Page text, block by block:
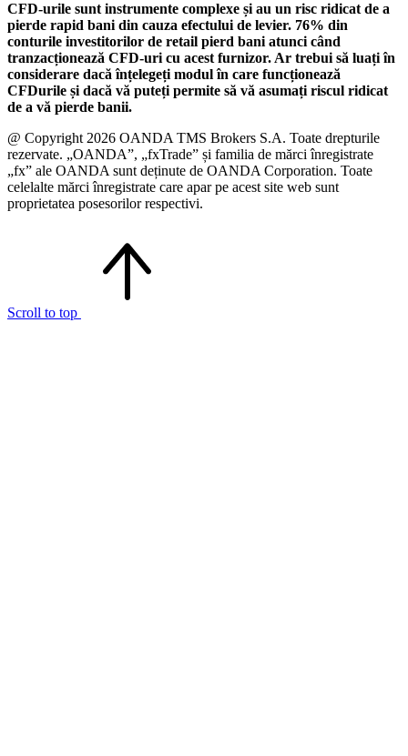
CFD-urile sunt instrumente complexe și au un risc ridicat de a
pierde rapid bani din cauza efectului de levier. 76% din
conturile investitorilor de retail pierd bani atunci când
tranzacționează CFD-uri cu acest furnizor. Ar trebui să luați în
considerare dacă înțelegeți modul în care funcționează
CFDurile și dacă vă puteți permite să vă asumați riscul ridicat
de a vă pierde banii.
@ Copyright 2026 OANDA TMS Brokers S.A. Toate drepturile
rezervate. „OANDA”, „fxTrade” și familia de mărci înregistrate
„fx” ale OANDA sunt deținute de OANDA Corporation. Toate
celelalte mărci înregistrate care apar pe acest site web sunt
proprietatea posesorilor respectivi.
Scroll to top